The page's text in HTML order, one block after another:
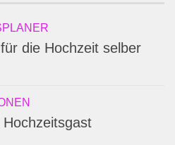
die Hochzeit selber